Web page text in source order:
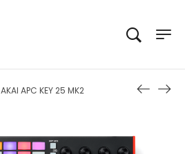
AKAI APC KEY 25 MK2